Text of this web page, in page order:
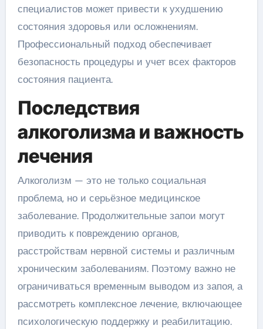
специалистов может привести к ухудшению
состояния здоровья или осложнениям.
Профессиональный подход обеспечивает
безопасность процедуры и учет всех факторов
состояния пациента.
Последствия
алкоголизма и важность
лечения
Алкоголизм — это не только социальная
проблема, но и серьёзное медицинское
заболевание. Продолжительные запои могут
приводить к повреждению органов,
расстройствам нервной системы и различным
хроническим заболеваниям. Поэтому важно не
ограничиваться временным выводом из запоя, а
рассмотреть комплексное лечение, включающее
психологическую поддержку и реабилитацию.